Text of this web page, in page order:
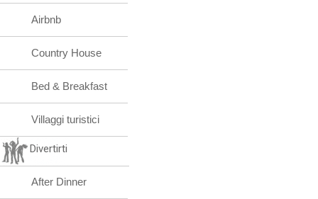
Airbnb
Country House
Bed & Breakfast
Villaggi turistici
Divertirti
After Dinner